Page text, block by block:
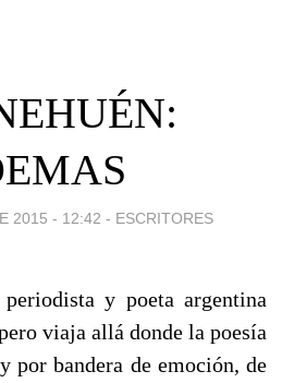
2015 - 12:42 - ESCRITORES
y poeta argentina
viaja allá donde la poesía
por bandera de emoción, de